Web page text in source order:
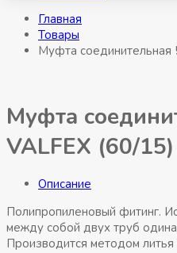
Главная
Товары
Муфта соединительная
Муфта
VALFEX (60/15)
Описание
Полипропиленовый фитинг.
между собой двух труб
Производится методом